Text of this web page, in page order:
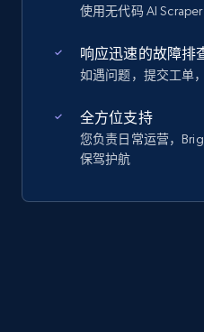
使用无代码 AI
响应迅速的故障排
如遇问题，提交工单
全方位支持
您负责日常运营，
保驾护航